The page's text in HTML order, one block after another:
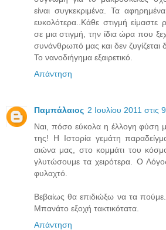
είναι συγκεκριμένα. Τα
ευκολότερα..Κάθε στιγμή είμαστε
σε μια στιγμή, την ίδια ώρα που
συνάνθρωπό μας και δεν ζυγίζεται
Το νανοδιήγημα εξαιρετικό.
Απάντηση
Παμπάλαιος 2 Ιουλίου 2011 στις
Ναι, πόσο εύκολα η έλλογη φύση
της! Η Ιστορία γεμάτη
αιώνα μας, στο κομμάτι του
γλυτώσουμε τα χειρότερα. Ο
φυλαχτό.
Βεβαίως θα επιδιώξω να τα
Μπανάτο εξοχή τακτικότατα.
Απάντηση